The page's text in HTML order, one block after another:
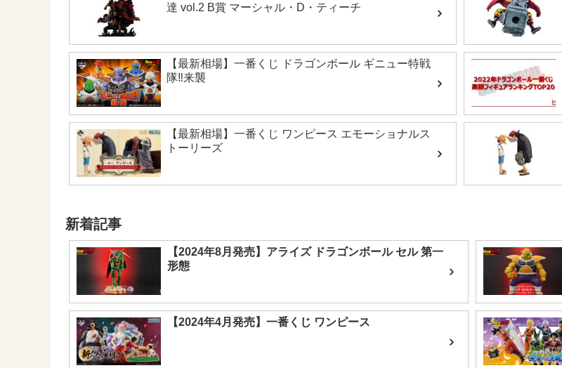
達 vol.2 B賞 マーシャル・D・ティーチ
【最新相場】一番くじ ドラゴンボール ギニュー特戦
隊‼来襲
【最新相場】一番くじ ワンピース エモーショナルス
トーリーズ
新着記事
【2024年8月発売】アライズ ドラゴンボール セル 第一
形態
【2024年4月発売】一番くじ ワンピース